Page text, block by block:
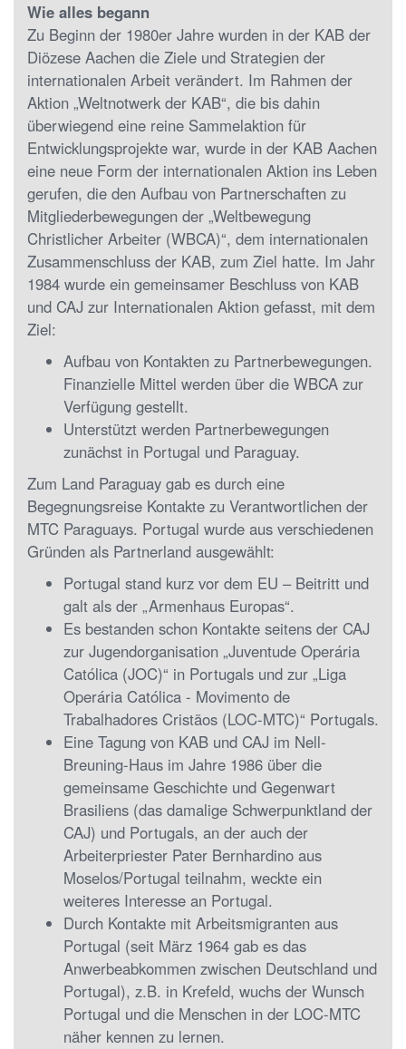
Wie alles begann
Zu Beginn der 1980er Jahre wurden in der KAB der
Diözese Aachen die Ziele und Strategien der
internationalen Arbeit verändert. Im Rahmen der
Aktion „Weltnotwerk der KAB“, die bis dahin
überwiegend eine reine Sammelaktion für
Entwicklungsprojekte war, wurde in der KAB Aachen
eine neue Form der internationalen Aktion ins Leben
gerufen, die den Aufbau von Partnerschaften zu
Mitgliederbewegungen der „Weltbewegung
Christlicher Arbeiter (WBCA)“, dem internationalen
Zusammenschluss der KAB, zum Ziel hatte. Im Jahr
1984 wurde ein gemeinsamer Beschluss von KAB
und CAJ zur Internationalen Aktion gefasst, mit dem
Ziel:
Aufbau von Kontakten zu Partnerbewegungen.
Finanzielle Mittel werden über die WBCA zur
Verfügung gestellt.
Unterstützt werden Partnerbewegungen
zunächst in Portugal und Paraguay.
Zum Land Paraguay gab es durch eine
Begegnungsreise Kontakte zu Verantwortlichen der
MTC Paraguays. Portugal wurde aus verschiedenen
Gründen als Partnerland ausgewählt:
Portugal stand kurz vor dem EU – Beitritt und
galt als der „Armenhaus Europas“.
Es bestanden schon Kontakte seitens der CAJ
zur Jugendorganisation „Juventude Operária
Católica (JOC)“ in Portugals und zur „Liga
Operária Católica - Movimento de
Trabalhadores Cristãos (LOC-MTC)“ Portugals.
Eine Tagung von KAB und CAJ im Nell-
Breuning-Haus im Jahre 1986 über die
gemeinsame Geschichte und Gegenwart
Brasiliens (das damalige Schwerpunktland der
CAJ) und Portugals, an der auch der
Arbeiterpriester Pater Bernhardino aus
Moselos/Portugal teilnahm, weckte ein
weiteres Interesse an Portugal.
Durch Kontakte mit Arbeitsmigranten aus
Portugal (seit März 1964 gab es das
Anwerbeabkommen zwischen Deutschland und
Portugal), z.B. in Krefeld, wuchs der Wunsch
Portugal und die Menschen in der LOC-MTC
näher kennen zu lernen.